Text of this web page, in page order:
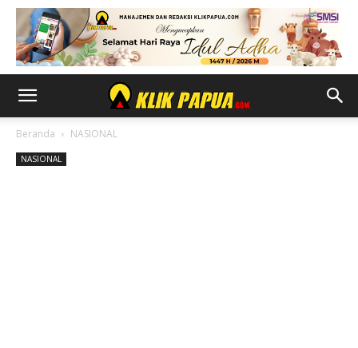
Beranda NASIONAL
NASIONAL